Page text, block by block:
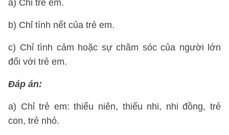
a) Chỉ trẻ em.
b) Chỉ tính nết của trẻ em.
c) Chỉ tình cảm hoặc sự chăm sóc của người lớn
đối với trẻ em.
Đáp án:
a) Chỉ trẻ em: thiếu niên, thiếu nhi, nhi đồng, trẻ
con, trẻ nhỏ.